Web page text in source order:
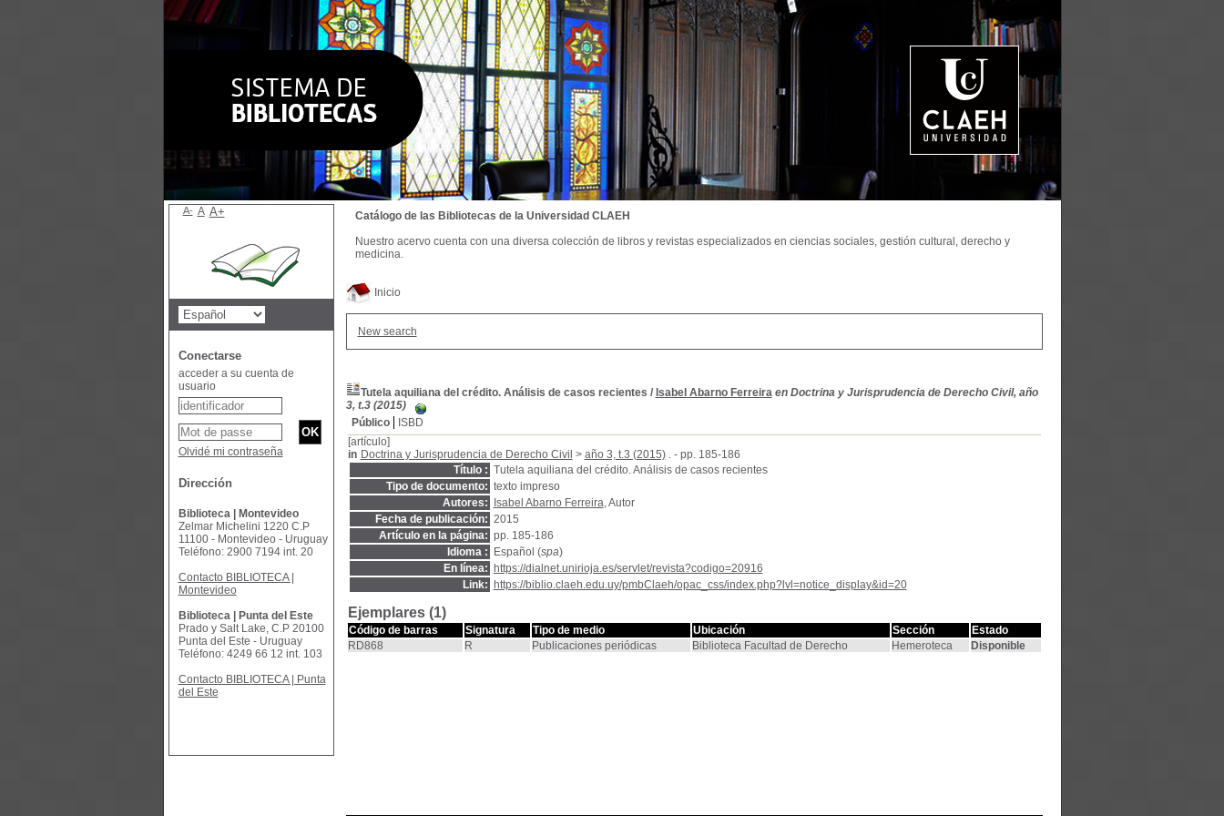
Inicio
New search
Tutela aquiliana del crédito. Análisis de casos recientes / Isabel Abarno Ferreira en Doctrina y Jurisprudencia de Derecho Civil, año
3, t.3 (2015)
Público
ISBD
[artículo]
in Doctrina y Jurisprudencia de Derecho Civil > año 3, t.3 (2015). - pp. 185-186
Título : Tutela aquiliana del crédito. Análisis de casos recientes
Tipo de documento: texto impreso
Autores:
Isabel Abarno Ferreira, Autor
Fecha de publicación: 2015
Artículo en la página: pp. 185-186
Idioma :
Español (spa)
En línea:
https://dialnet.unirioja.es/servlet/revista?codigo=20916
Link:
https://biblio.claeh.edu.uy/pmbClaeh/opac_css/index.php?lvl=notice_display&id=20
Ejemplares (1)
Código de barras Signatura Tipo de medio Ubicación Sección
Estado
RD868
R Publicaciones periódicas Biblioteca Facultad de Derecho Hemeroteca Disponible
Catálogo de las Bibliotecas de la Universidad CLAEH
Nuestro acervo cuenta con una diversa colección de libros y revistas especializados en ciencias sociales, gestión cultural, derecho y
medicina.
A- A A+
Conectarse
acceder a su cuenta de
usuario
Olvidé mi contraseña
Dirección
Biblioteca | Montevideo
Zelmar Michelini 1220 C.P
11100 - Montevideo - Uruguay
Teléfono: 2900 7194 int. 20
Contacto BIBLIOTECA |
Montevideo
Biblioteca | Punta del Este
Prado y Salt Lake, C.P 20100
Punta del Este - Uruguay
Teléfono: 4249 66 12 int. 103
Contacto BIBLIOTECA | Punta
del Este